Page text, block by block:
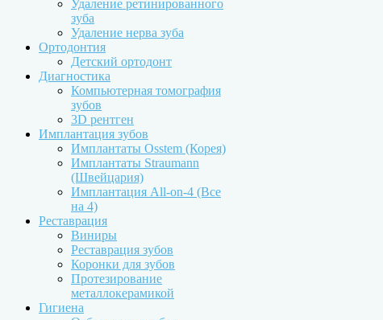
Удаление ретинированного
зуба
Удаление нерва зуба
Ортодонтия
Детский ортодонт
Диагностика
Компьютерная томография
зубов
3D рентген
Имплантация зубов
Имплантаты Osstem (Корея)
Имплантаты Straumann
(Швейцария)
Имплантация All-on-4 (Все
на 4)
Реставрация
Виниры
Реставрация зубов
Коронки для зубов
Протезирование
металлокерамикой
Гигиена